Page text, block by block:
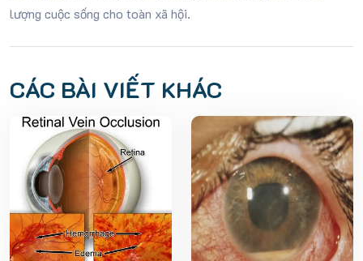
lượng cuộc sống cho toàn xã hội.
CÁC BÀI VIẾT KHÁC